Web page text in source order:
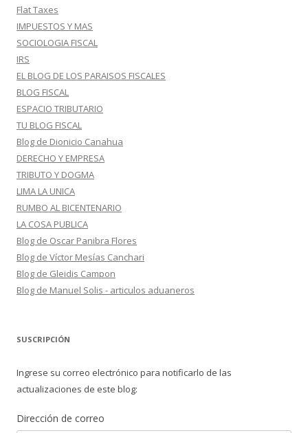
Flat Taxes
IMPUESTOS Y MAS
SOCIOLOGIA FISCAL
IRS
EL BLOG DE LOS PARAISOS FISCALES
BLOG FISCAL
ESPACIO TRIBUTARIO
TU BLOG FISCAL
Blog de Dionicio Canahua
DERECHO Y EMPRESA
TRIBUTO Y DOGMA
LIMA LA UNICA
RUMBO AL BICENTENARIO
LA COSA PUBLICA
Blog de Oscar Panibra Flores
Blog de Víctor Mesías Canchari
Blog de Gleidis Campon
Blog de Manuel Solis - articulos aduaneros
SUSCRIPCIÓN
Ingrese su correo electrónico para notificarlo de las
actualizaciones de este blog:
Dirección de correo